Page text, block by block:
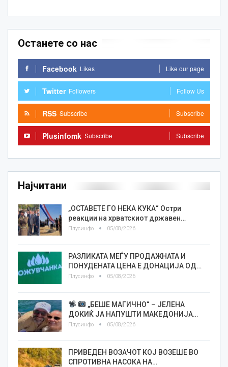
Останете со нас
Facebook Likes Like our page
Twitter Followers Follow Us
RSS Subscribe Subscribe
Plusinfomk Subscribe Subscribe
Најчитани
„ОСТАВЕТЕ ГО НЕКА КУКА“ Остри
реакции на хрватскиот државен…
Плусинфо 05/08/2026
РАЗЛИКАТА МЕЃУ ПРОДАЖНАТА И
ПОНУДЕНАТА ЦЕНА Е ДОНАЦИЈА ОД…
Плусинфо 05/08/2026
„БЕШЕ МАГИЧНО“ – ЈЕЛЕНА
ДОКИЌ ЈА НАПУШТИ МАКЕДОНИЈА…
Плусинфо 05/08/2026
ПРИВЕДЕН ВОЗАЧОТ КОЈ ВОЗЕШЕ ВО
СПРОТИВНА НАСОКА НА…